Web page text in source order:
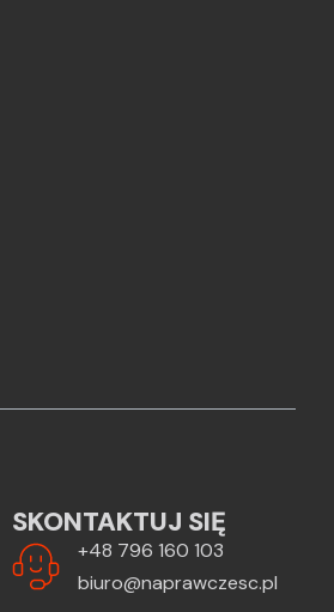
SKONTAKTUJ SIĘ
+48 796 160 103
biuro@naprawczesc.pl